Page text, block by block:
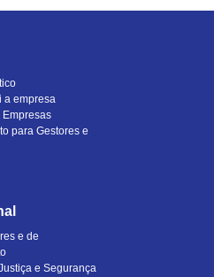
a empresa
Empresas
para Gestores e
e de
e Segurança